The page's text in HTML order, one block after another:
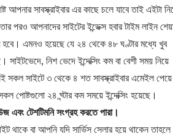
সাবস্ক্রাইবার এর কাছে চলে যাবে তাই এইটা
পরও আপনাদের সাইটের ইন্ডেক্স হবার টাইম লাইন
হবে। এমনও হয়েছে যে ২৪ থেকে ৪৮ ঘণ্টার মধ্যে খুব
সাইটভেদে, নিশ ভেদে ইন্দেক্সিং কম বা বেশী সময় নিয়ে
সকল সাইটে ৩ থেকে ৪ শত সাবস্ক্রাইবার এমেইল পেয়ে
পোষ্টগুলো ২৪ ঘ্ন্টার কম সময়ে ইন্দেক্সিং হয়েছে।
এবং টেশটিমনি সংগ্রহ করতে পারা।
থাকে বা আপনি যদি সার্ভিস সেলার হয়ে থাকেন তাহলে